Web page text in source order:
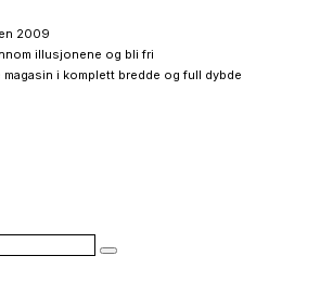
2009
illusjonene og bli fri
i komplett bredde og full dybde